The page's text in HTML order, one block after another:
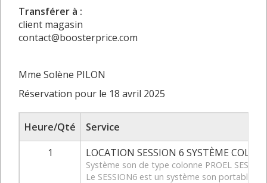
Transférer à :
client magasin
contact@boosterprice.com
Mme Solène PILON
Réservation pour le 18 avril 2025
Heure/Qté
Service
1
LOCATION SESSION 6 SYSTÈME
Système son de type colonne PROEL
Le SESSION6 est un système son portable